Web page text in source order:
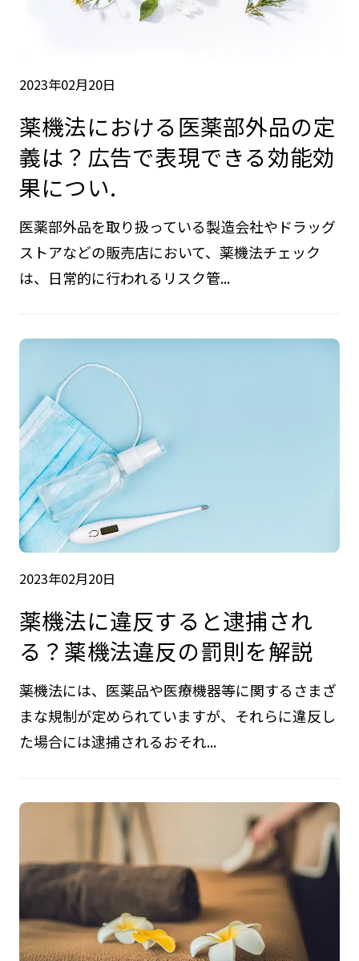
2023年02月20日
薬機法における医薬部外品の定
義は？広告で表現できる効能効
果につい.
医薬部外品を取り扱っている製造会社やドラッグ
ストアなどの販売店において、薬機法チェック
は、日常的に行われるリスク管...
2023年02月20日
薬機法に違反すると逮捕され
る？薬機法違反の罰則を解説
薬機法には、医薬品や医療機器等に関するさまざ
まな規制が定められていますが、それらに違反し
た場合には逮捕されるおそれ...